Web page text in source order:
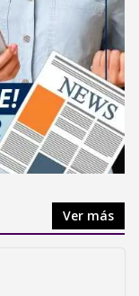
Ver más